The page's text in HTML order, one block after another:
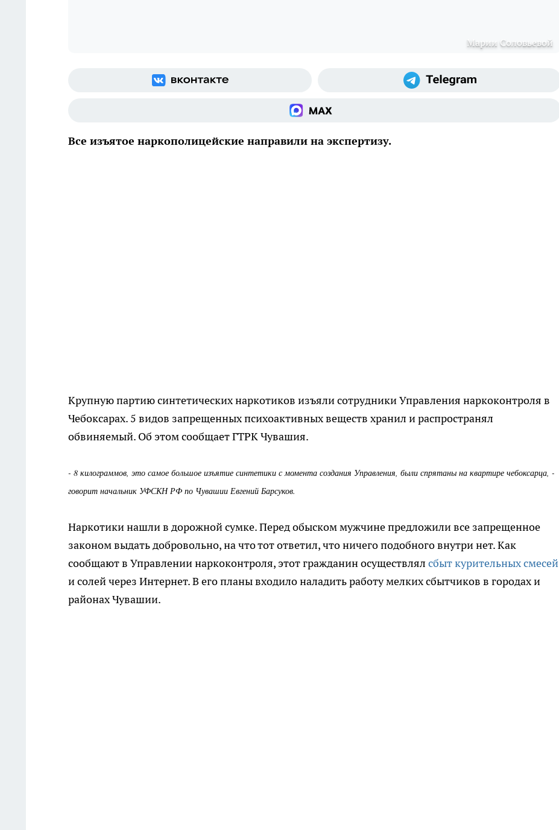
Марии Соловьевой
Все изъятое наркополицейские направили на экспертизу.
Крупную партию синтетических наркотиков изъяли сотрудники Управления наркоконтроля в
Чебоксарах. 5 видов запрещенных психоактивных веществ хранил и распространял
обвиняемый. Об этом сообщает ГТРК Чувашия.
- 8 килограммов, это самое большое изъятие синтетики с момента создания Управления, были спрятаны на квартире чебоксарца, -
говорит начальник УФСКН РФ по Чувашии Евгений Барсуков.
Наркотики нашли в дорожной сумке. Перед обыском мужчине предложили все запрещенное
законом выдать добровольно, на что тот ответил, что ничего подобного внутри нет. Как
сообщают в Управлении наркоконтроля, этот гражданин осуществлял сбыт курительных смесей
и солей через Интернет. В его планы входило наладить работу мелких сбытчиков в городах и
районах Чувашии.